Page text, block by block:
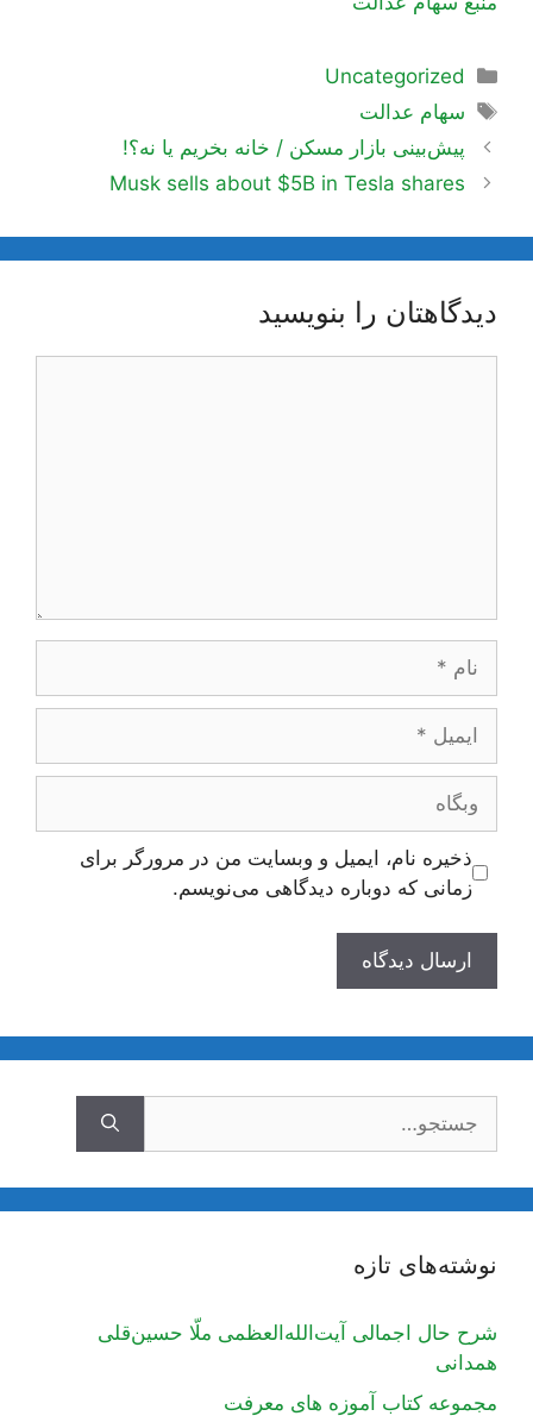
دسته‌ها
Uncategorized
برچسب‌ها
سهام عدالت
ناوبری
نوشته‌ها
پیش‌بینی بازار مسکن / خانه بخریم یا نه؟!
Musk sells about $5B in Tesla shares
دیدگاهتان را بنویسید
وبگاه
ذخیره نام، ایمیل و وبسایت من در مرورگر برای
زمانی که دوباره دیدگاهی می‌نویسم.
نوشته‌های تازه
شرح حال اجمالی آیت‌الله‌العظمی ملّا حسین‌قلی
همدانی
مجموعه کتاب آموزه های معرفت